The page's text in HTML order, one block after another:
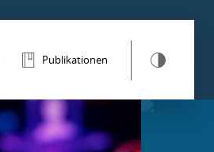
Publikationen